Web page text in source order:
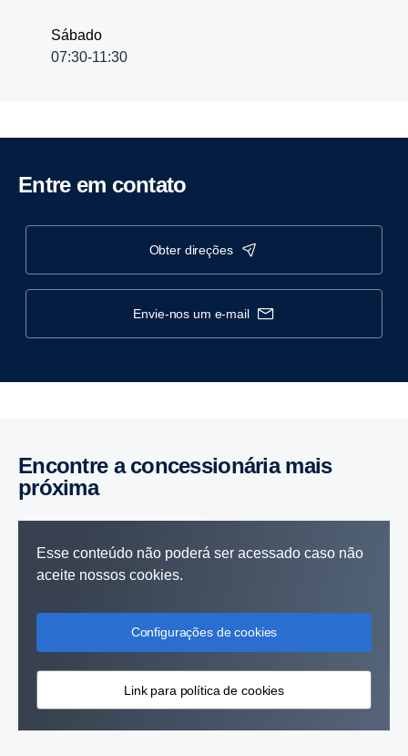
Sábado
07:30-11:30
Entre em contato
obter direções
envie-nos um e-mail
Encontre a concessionária mais
próxima
Esse conteúdo não poderá ser acessado caso não
aceite nossos cookies.
Configurações de cookies
Link para política de cookies